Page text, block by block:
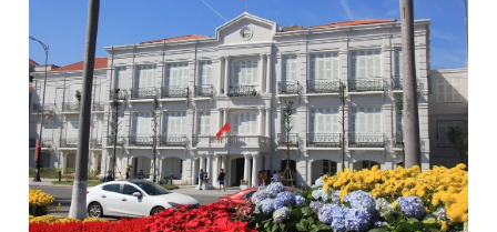
0906 645 777 0908 780 404
Đặt báo Quảng cáo RSS Tòa soạn Chính sách bảo
Tổng biên tập: Nguyễn Ngọc Toàn
Phó tổng biên tập thường trực: Hải Thành
Phó tổng biên tập: Lâm Hiếu Dũng
Phó tổng biên tập: Trần Việt Hưng
Tổng thư ký tòa soạn: Đức Trung